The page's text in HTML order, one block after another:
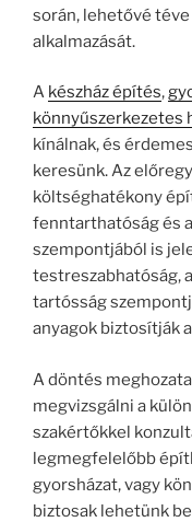
során, lehetővé
alkalmazását.
A készház építés,
könnyűszerkezetes
kínálnak, és
keresünk. Az
költséghatékony
fenntarthatóság és
szempontjából is
testreszabhatóság,
tartósság
anyagok biztosítják
A döntés
megvizsgálni a
szakértőkkel
legmegfelelőbb
gyorsházat, vagy
biztosak lehetünk